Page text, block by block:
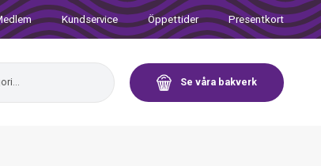
Kundservice Öppettider Presentkort
Se våra bakverk